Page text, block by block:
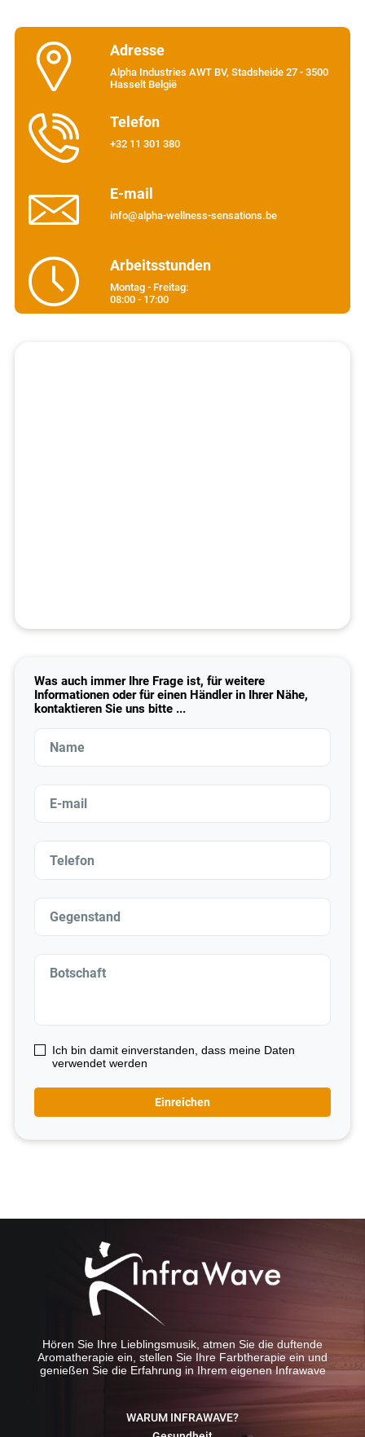
Adresse
Alpha Industries AWT BV, Stadsheide 27 - 3500
Hasselt België
Telefon
+32 11 301 380
E-mail
info@alpha-wellness-sensations.be
Arbeitsstunden
Montag - Freitag:
08:00 - 17:00
Was auch immer Ihre Frage ist, für weitere
Informationen oder für einen Händler in Ihrer Nähe,
kontaktieren Sie uns bitte ...
Ich bin damit einverstanden, dass meine Daten
verwendet werden
Einreichen
Hören Sie Ihre Lieblingsmusik, atmen Sie die duftende
Aromatherapie ein, stellen Sie Ihre Farbtherapie ein und
genießen Sie die Erfahrung in Ihrem eigenen Infrawave
WARUM INFRAWAVE?